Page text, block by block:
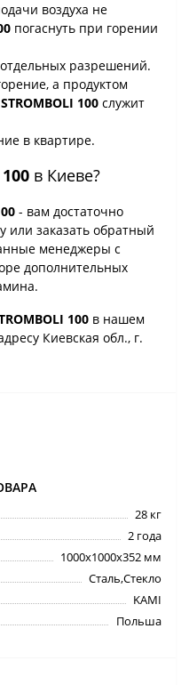
воздуха не
погаснуть при горении
разрешений.
а продуктом
STROMBOLI 100 служит
в квартире.
в Киеве?
- вам достаточно
или заказать обратный
менеджеры с
дополнительных
100 в нашем
Киевская обл., г.
28 кг
2 года
1000х1000х352 мм
Сталь,Стекло
KAMI
Польша